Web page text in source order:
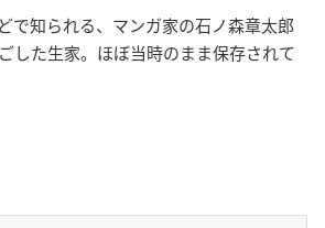
で知られる、マンガ家の石ノ森章太郎
した生家。ほぼ当時のまま保存されて